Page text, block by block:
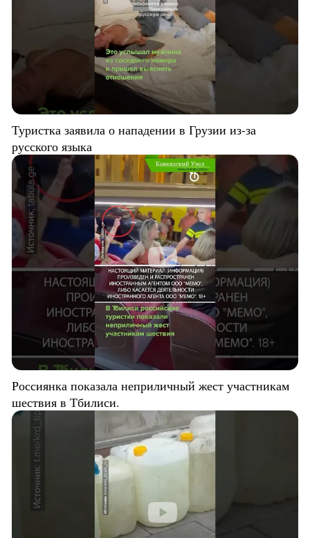
Туристка заявила о нападении в Грузии из-за
русского языка
Россиянка показала неприличный жест участникам
шествия в Тбилиси.